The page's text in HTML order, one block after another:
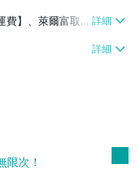
費】、萊爾富取
次！